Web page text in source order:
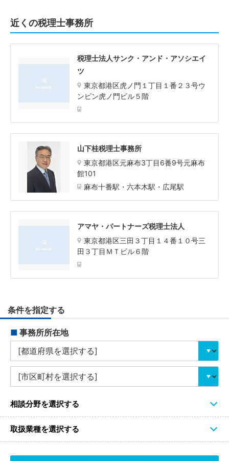
近くの税理士事務所
税理士法人サンク・アンド・アソシエイ
ツ
東京都港区虎ノ門１丁目１番２３号ウ
ンピン虎ノ門ビル５階
山下桂税理士事務所
東京都港区元麻布3丁目6番9号元麻布
館101
麻布十番駅・六本木駅・広尾駅
アマヤ・パートナーズ税理士法人
東京都港区三田３丁目１４番１０号三
田３丁目ＭＴビル６階
条件を指定する
■ 事務所所在地
相談分野を選択する
取扱業種を選択する